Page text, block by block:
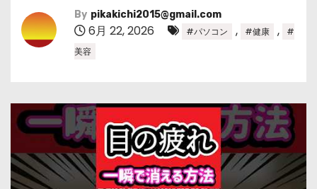
By pikakichi2015@gmail.com
6月 22, 2026 #パソコン , #健康 ,
#
美容